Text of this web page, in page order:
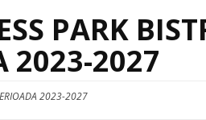
PARK
2023-2027
2023-2027